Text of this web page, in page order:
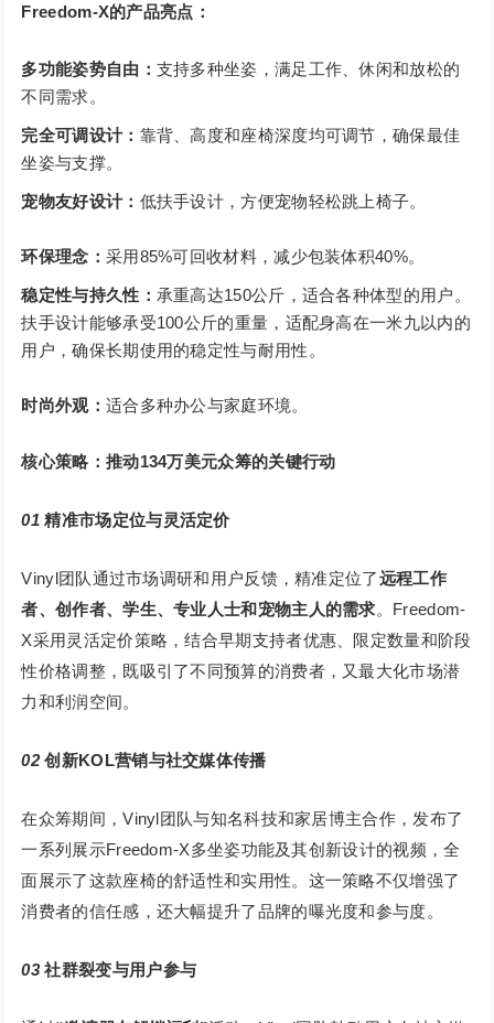
Freedom-X的产品亮点：
多功能姿势自由： 支持多种坐姿，满足工作、休闲和放松的
不同需求。
完全可调设计： 靠背、高度和座椅深度均可调节，确保最佳
坐姿与支撑。
宠物友好设计： 低扶手设计，方便宠物轻松跳上椅子。
环保理念： 采用85%可回收材料，减少包装体积40%。
稳定性与持久性： 承重高达150公斤，适合各种体型的用户。
扶手设计能够承受100公斤的重量，适配身高在一米九以内的
用户，确保长期使用的稳定性与耐用性。
时尚外观： 适合多种办公与家庭环境。
核心策略：推动134万美元众筹的关键行动
01 精准市场定位与灵活定价
Vinyl团队通过市场调研和用户反馈，精准定位了远程工作
者、创作者、学生、专业人士和宠物主人的需求。Freedom-
X采用灵活定价策略，结合早期支持者优惠、限定数量和阶段
性价格调整，既吸引了不同预算的消费者，又最大化市场潜
力和利润空间。
02 创新KOL营销与社交媒体传播
在众筹期间，Vinyl团队与知名科技和家居博主合作，发布了
一系列展示Freedom-X多坐姿功能及其创新设计的视频，全
面展示了这款座椅的舒适性和实用性。这一策略不仅增强了
消费者的信任感，还大幅提升了品牌的曝光度和参与度。
03 社群裂变与用户参与